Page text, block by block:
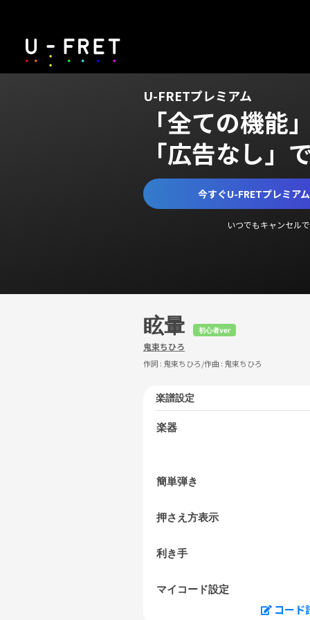
U-FRETプレミアム
「全ての機能
「広告なし」
今すぐU-FRETプレミア
いつでもキャンセル
眩暈 初心者ver
鬼束ちひろ
作詞 : 鬼束ちひろ/作曲 : 鬼束ちひろ
楽譜設定
楽器
簡単弾き
押さえ方表示
利き手
マイコード設定
コード